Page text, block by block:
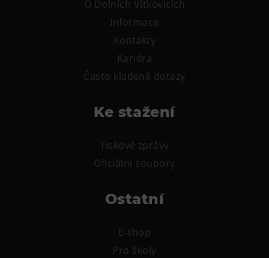
O Dolních Vítkovicích
Informace
Kontakty
Kariéra
Často kladené dotazy
Ke stažení
Tiskové zprávy
Oficiální soubory
Ostatní
E-shop
Pro školy